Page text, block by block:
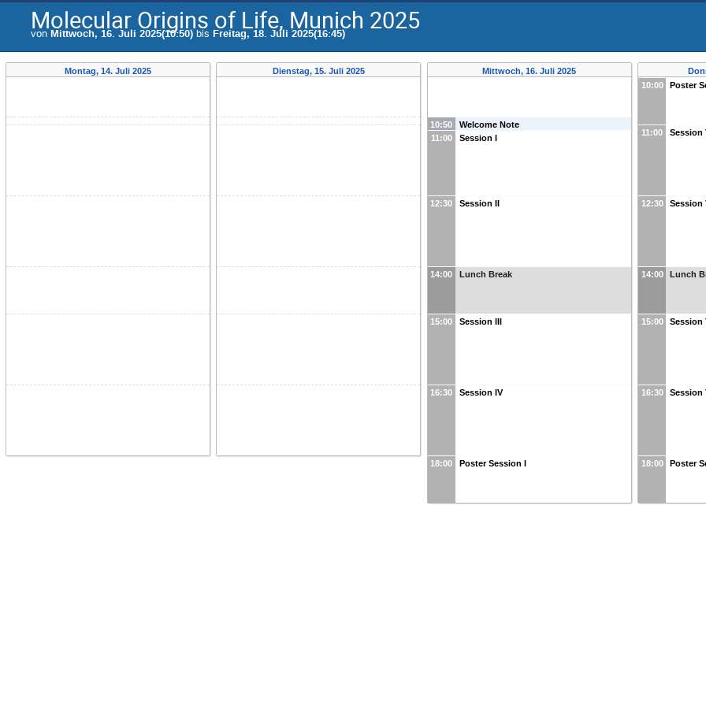
Molecular Origins of Life, Munich 2025
von Mittwoch, 16. Juli 2025(10:50) bis Freitag, 18. Juli 2025(16:45)
Montag, 14. Juli 2025 Dienstag, 15. Juli 2025 Mittwoch, 16. Juli 2025
10:50
Welcome Note
11:00
Session I
12:30 Session II
14:00 Lunch Break
15:00 Session III
16:30 Session IV
18:00 Poster Session I
10:00
Poster
11:00 Session
12:30 Session
14:00 Lunch
15:00 Session
16:30 Session
18:00 Poster